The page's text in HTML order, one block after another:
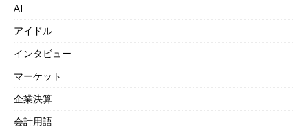
AI
アイドル
インタビュー
マーケット
企業決算
会計用語